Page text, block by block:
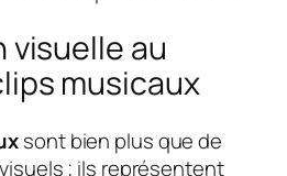
visuelle au
musicaux
sont bien plus que de
; ils représentent